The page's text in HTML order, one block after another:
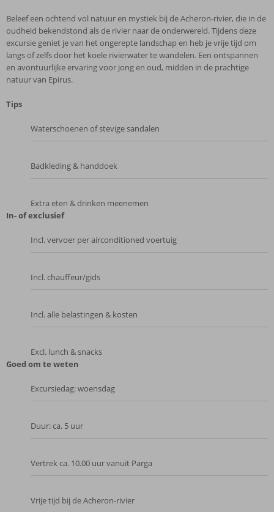
Beleef een ochtend vol natuur en mystiek bij de Acheron‑rivier, die in de
oudheid bekendstond als de rivier naar de onderwereld. Tijdens deze
excursie geniet je van het ongerepte landschap en heb je vrije tijd om
langs of zelfs door het koele rivierwater te wandelen. Een ontspannen
en avontuurlijke ervaring voor jong en oud, midden in de prachtige
natuur van Epirus.
Tips
Waterschoenen of stevige sandalen
Badkleding & handdoek
Extra eten & drinken meenemen
In- of exclusief
Incl. vervoer per airconditioned voertuig
Incl. chauffeur/gids
Incl. alle belastingen & kosten
Excl. lunch & snacks
Goed om te weten
Excursiedag: woensdag
Duur: ca. 5 uur
Vertrek ca. 10.00 uur vanuit Parga
Vrije tijd bij de Acheron‑rivier